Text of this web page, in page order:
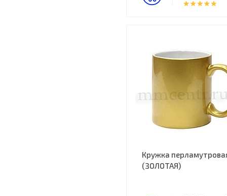
Кружка
(ЗОЛОТАЯ)